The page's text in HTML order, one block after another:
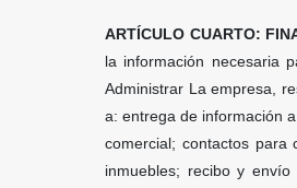
ARTÍCULO CUARTO:
la información necesaria
Administrar La empresa,
a: entrega de información
comercial; contactos
inmuebles; recibo y